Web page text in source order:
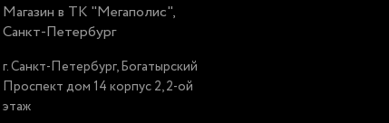
Магазин в ТК "Мегаполис",
Санкт-Петербург
г. Санкт-Петербург, Богатырский
Проспект дом 14 корпус 2, 2-ой
этаж